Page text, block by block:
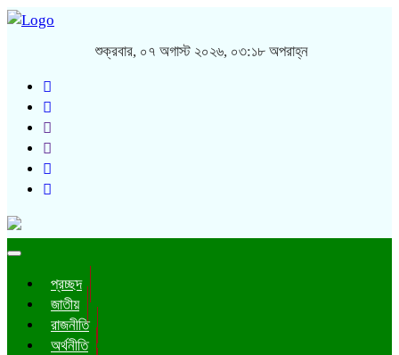
শুক্রবার, ০৭ অগাস্ট ২০২৬, ০৩:১৮ অপরাহ্ন
Toggle
প্রচ্ছদ
জাতীয়
রাজনীতি
অর্থনীতি